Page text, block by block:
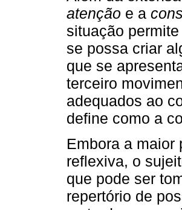
atenção e a
situação
se possa criar
que se
terceiro
adequados ao
define como a
Embora a maior
reflexiva, o
que pode ser
repertório de